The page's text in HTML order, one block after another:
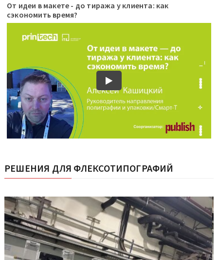
От идеи в макете - до тиража у клиента: как
сэкономить время?
РЕШЕНИЯ ДЛЯ ФЛЕКСОТИПОГРАФИЙ